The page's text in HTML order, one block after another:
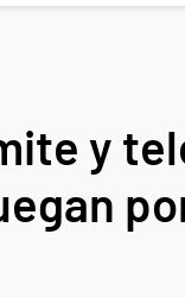
y